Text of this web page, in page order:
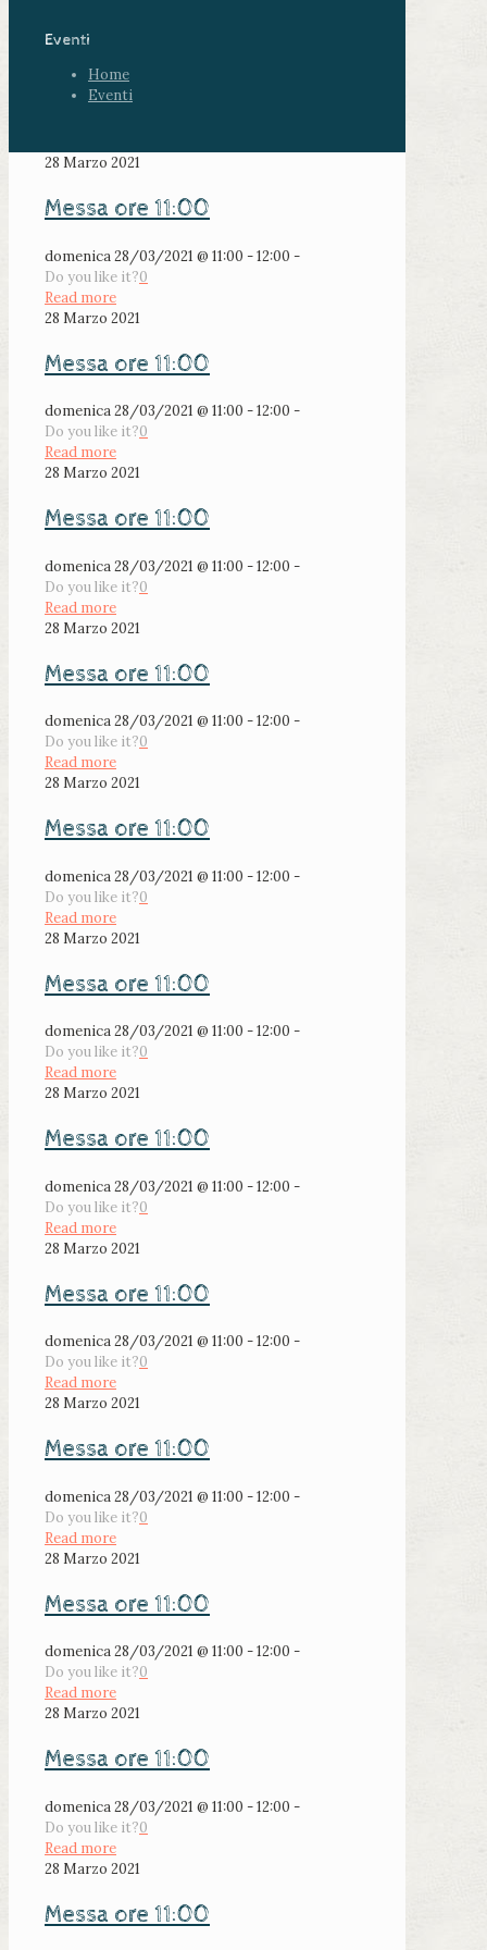
Eventi
Home
Eventi
28 Marzo 2021
Messa ore 11:00
domenica 28/03/2021 @ 11:00 - 12:00 -
Do you like it?0
Read more
28 Marzo 2021
Messa ore 11:00
domenica 28/03/2021 @ 11:00 - 12:00 -
Do you like it?0
Read more
28 Marzo 2021
Messa ore 11:00
domenica 28/03/2021 @ 11:00 - 12:00 -
Do you like it?0
Read more
28 Marzo 2021
Messa ore 11:00
domenica 28/03/2021 @ 11:00 - 12:00 -
Do you like it?0
Read more
28 Marzo 2021
Messa ore 11:00
domenica 28/03/2021 @ 11:00 - 12:00 -
Do you like it?0
Read more
28 Marzo 2021
Messa ore 11:00
domenica 28/03/2021 @ 11:00 - 12:00 -
Do you like it?0
Read more
28 Marzo 2021
Messa ore 11:00
domenica 28/03/2021 @ 11:00 - 12:00 -
Do you like it?0
Read more
28 Marzo 2021
Messa ore 11:00
domenica 28/03/2021 @ 11:00 - 12:00 -
Do you like it?0
Read more
28 Marzo 2021
Messa ore 11:00
domenica 28/03/2021 @ 11:00 - 12:00 -
Do you like it?0
Read more
28 Marzo 2021
Messa ore 11:00
domenica 28/03/2021 @ 11:00 - 12:00 -
Do you like it?0
Read more
28 Marzo 2021
Messa ore 11:00
domenica 28/03/2021 @ 11:00 - 12:00 -
Do you like it?0
Read more
28 Marzo 2021
Messa ore 11:00